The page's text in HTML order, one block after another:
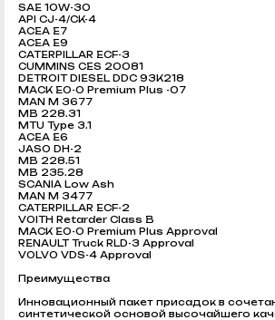
SAE 10W-30
API CJ-4/CK-4
ACEA E7
ACEA E9
CATERPILLAR ECF-3
CUMMINS CES 20081
DETROIT DIESEL DDC 93K218
MACK EO-O Premium Plus -07
MAN M 3677
MB 228.31
MTU Type 3.1
ACEA E6
JASO DH-2
MB 228.51
MB 235.28
SCANIA Low Ash
MAN M 3477
CATERPILLAR ECF-2
VOITH Retarder Class B
MACK EO-O Premium Plus Approval
RENAULT Truck RLD-3 Approval
VOLVO VDS-4 Approval
Преимущества
Инновационный пакет присадок в
синтетической основой высочайшего